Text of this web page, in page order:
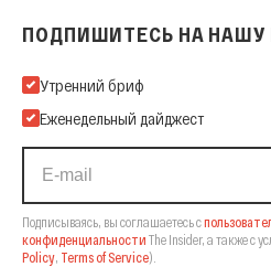
ПОДПИШИТЕСЬ НА НАШУ
Подпишитесь на нашу Email-
Утренний бриф
Еженедельный дайджест
Подписываясь, вы соглашаетесь с
конфиденциальности The Insider, а также с
Policy, Terms of Service).